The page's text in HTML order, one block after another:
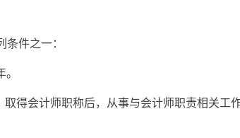
件之一：
得会计师职称后，从事与会计师职责相关工作